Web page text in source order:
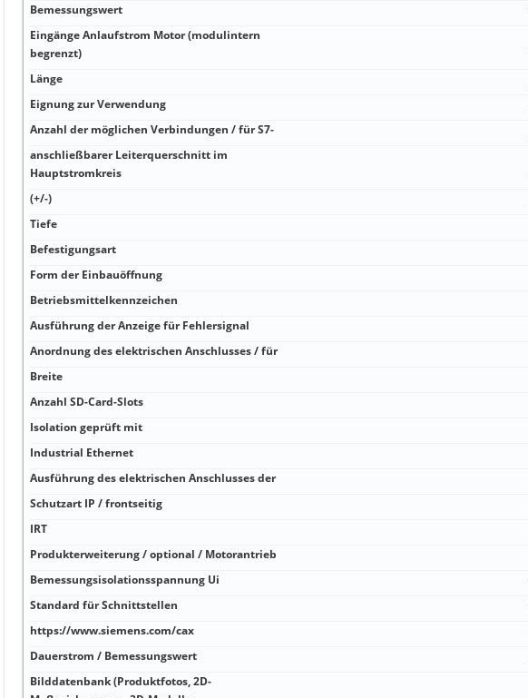
Bemessungswert
Eingänge Anlaufstrom Motor (modulintern
begrenzt)
Länge
Eignung zur Verwendung
Anzahl der möglichen Verbindungen / für S7-
anschließbarer Leiterquerschnitt im
Hauptstromkreis
(+/-)
Tiefe
Befestigungsart
Form der Einbauöffnung
Betriebsmittelkennzeichen
Ausführung der Anzeige für Fehlersignal
Anordnung des elektrischen Anschlusses / für
Breite
Anzahl SD-Card-Slots
Isolation geprüft mit
Industrial Ethernet
Ausführung des elektrischen Anschlusses der
Schutzart IP / frontseitig
IRT
Produkterweiterung / optional / Motorantrieb
Bemessungsisolationsspannung Ui
Standard für Schnittstellen
https://www.siemens.com/cax
Dauerstrom / Bemessungswert
Bilddatenbank (Produktfotos, 2D-